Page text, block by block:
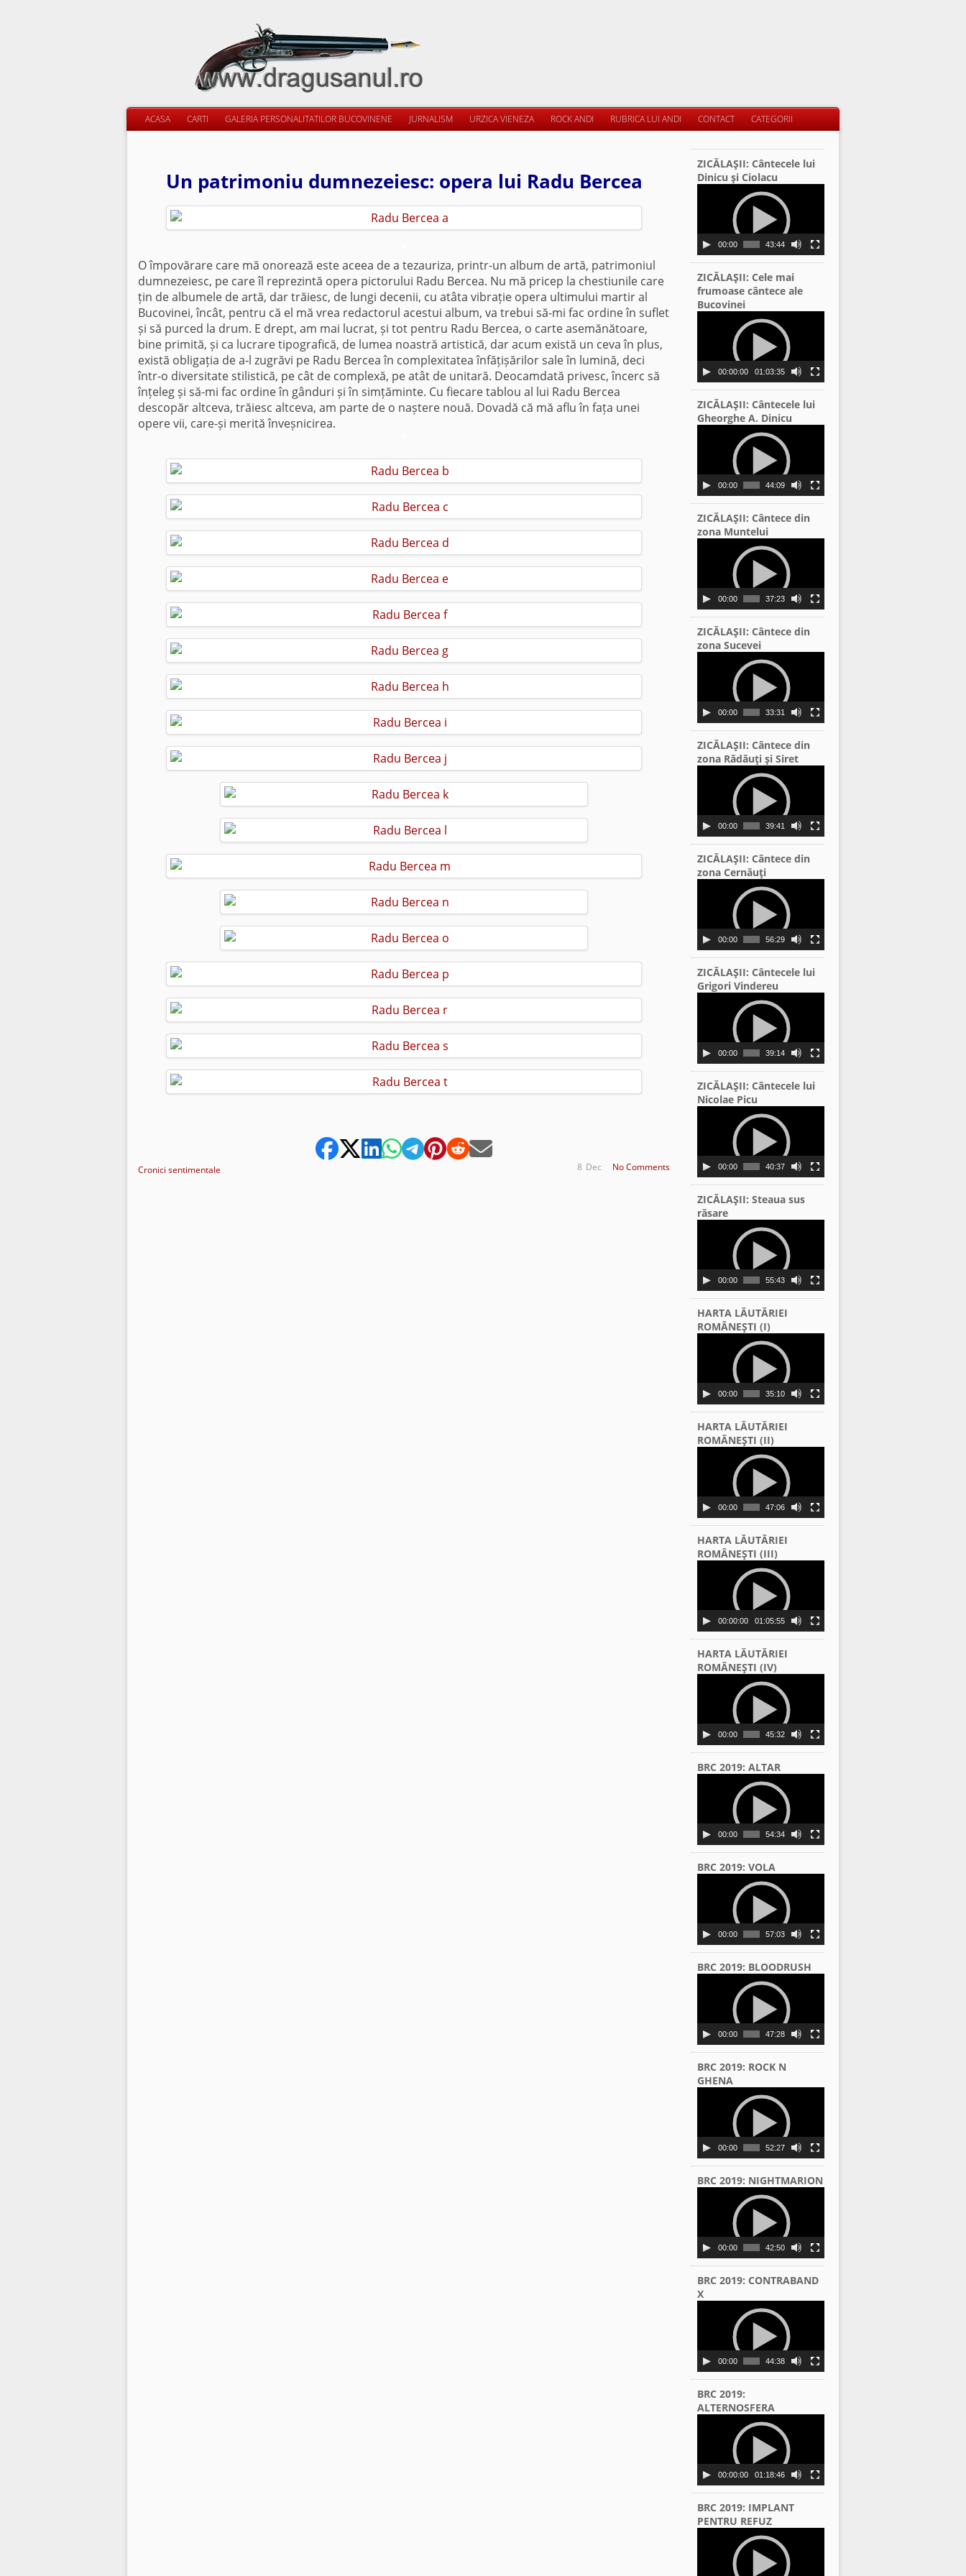
ACASA CARTI GALERIA PERSONALITATILOR BUCOVINENE JURNALISM URZICA VIENEZA ROCK ANDI RUBRICA LUI ANDI CONTACT CATEGORII
Un patrimoniu dumnezeiesc: opera lui Radu Bercea
O împovărare care mă onorează este aceea de a tezauriza, printr-un album de artă, patrimoniul
dumnezeiesc, pe care îl reprezintă opera pictorului Radu Bercea. Nu mă pricep la chestiunile care
țin de albumele de artă, dar trăiesc, de lungi decenii, cu atâta vibrație opera ultimului martir al
Bucovinei, încât, pentru că el mă vrea redactorul acestui album, va trebui să-mi fac ordine în suflet
și să purced la drum. E drept, am mai lucrat, și tot pentru Radu Bercea, o carte asemănătoare,
bine primită, și ca lucrare tipografică, de lumea noastră artistică, dar acum există un ceva în plus,
există obligația de a-l zugrăvi pe Radu Bercea în complexitatea înfățișărilor sale în lumină, deci
într-o diversitate stilistică, pe cât de complexă, pe atât de unitară. Deocamdată privesc, încerc să
înțeleg și să-mi fac ordine în gânduri și în simțăminte. Cu fiecare tablou al lui Radu Bercea
descopăr altceva, trăiesc altceva, am parte de o naștere nouă. Dovadă că mă aflu în fața unei
opere vii, care-și merită înveșnicirea.
Cronici sentimentale No Comments
Dec
8
ZICĂLAŞII: Cântecele lui
Dinicu şi Ciolacu
00:00 43:44
ZICĂLAŞII: Cele mai
frumoase cântece ale
Bucovinei
00:00:00 01:03:35
ZICĂLAŞII: Cântecele lui
Gheorghe A. Dinicu
00:00 44:09
ZICĂLAŞII: Cântece din
zona Muntelui
00:00 37:23
ZICĂLAŞII: Cântece din
zona Sucevei
00:00 33:31
ZICĂLAŞII: Cântece din
zona Rădăuţi şi Siret
00:00 39:41
ZICĂLAŞII: Cântece din
zona Cernăuţi
00:00 56:29
ZICĂLAŞII: Cântecele lui
Grigori Vindereu
00:00 39:14
ZICĂLAŞII: Cântecele lui
Nicolae Picu
00:00 40:37
ZICĂLAŞII: Steaua sus
răsare
00:00 55:43
HARTA LĂUTĂRIEI
ROMÂNEŞTI (I)
00:00 35:10
HARTA LĂUTĂRIEI
ROMÂNEŞTI (II)
00:00 47:06
HARTA LĂUTĂRIEI
ROMÂNEŞTI (III)
00:00:00 01:05:55
HARTA LĂUTĂRIEI
ROMÂNEŞTI (IV)
00:00 45:32
BRC 2019: ALTAR
00:00 54:34
BRC 2019: VOLA
00:00 57:03
BRC 2019: BLOODRUSH
00:00 47:28
BRC 2019: ROCK N
GHENA
00:00 52:27
BRC 2019: NIGHTMARION
00:00 42:50
BRC 2019: CONTRABAND
X
00:00 44:38
BRC 2019:
ALTERNOSFERA
00:00:00 01:18:46
BRC 2019: IMPLANT
PENTRU REFUZ